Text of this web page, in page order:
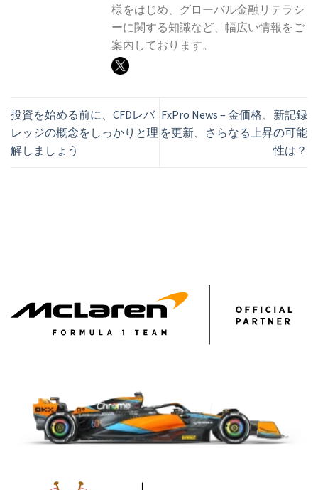
様をはじめ、グローバル金融リテラシ
ーに関する知識など、幅広い情報をご
案内しております。
投資を始める前に、CFDレバ
レッジの概念をしっかりと理
解しましょう
FxPro News – 金価格、新記録
を更新、さらなる上昇の可能
性は？